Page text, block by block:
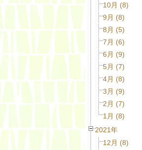
10月 (8)
9月 (8)
8月 (5)
7月 (6)
6月 (9)
5月 (7)
4月 (8)
3月 (9)
2月 (7)
1月 (8)
2021年
12月 (8)